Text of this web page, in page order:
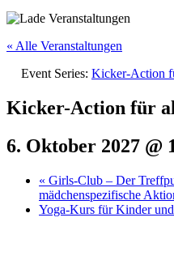
« Alle Veranstaltungen
Event Series: Kicker-Action
Kicker-Action für
6. Oktober 2027 @
« Girls-Club – Der
mädchenspezifische
Yoga-Kurs für Kinder